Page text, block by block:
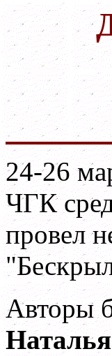
24-26
ЧГК
провел
Авторы